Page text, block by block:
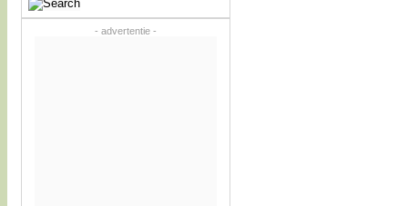
- advertentie -